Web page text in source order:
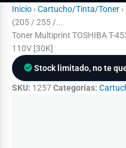
Inicio ›Cartucho/Tinta/Toner ›
(205 / 255 /...
Toner Multiprint TOSHIBA T-
110V [30K]
Stock limitado, no te
SKU: 1257Categorías: